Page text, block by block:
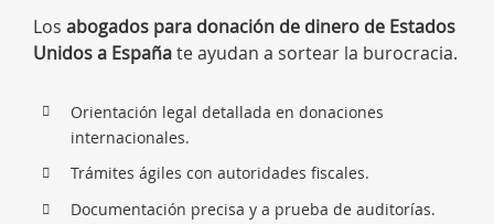
Los abogados para donación de dinero de Estados
Unidos a Españate ayudan a sortear la burocracia.
Orientación legal detallada en donaciones
internacionales.
Trámites ágiles con autoridades fiscales.
Documentación precisa y a prueba de auditorías.